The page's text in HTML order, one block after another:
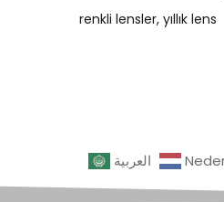
renkli lensler yıllık lens
العربية